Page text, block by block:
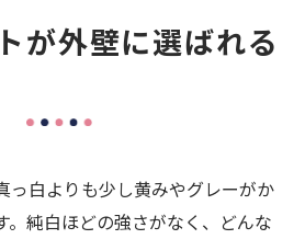
が外壁に選ばれる
っ白よりも少し黄みやグレーがか
。純白ほどの強さがなく、どんな